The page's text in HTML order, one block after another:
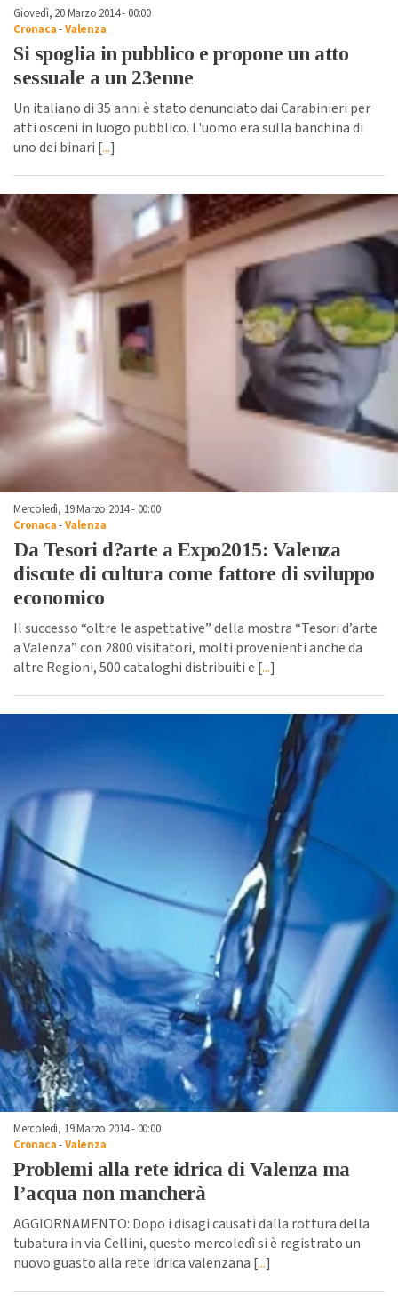
Giovedì, 20 Marzo 2014 - 00:00
Cronaca-Valenza
Si spoglia in pubblico e propone un atto
sessuale a un 23enne
Un italiano di 35 anni è stato denunciato dai Carabinieri per
atti osceni in luogo pubblico. L'uomo era sulla banchina di
uno dei binari [...]
Mercoledì, 19 Marzo 2014 - 00:00
Cronaca-Valenza
Da Tesori d?arte a Expo2015: Valenza
discute di cultura come fattore di sviluppo
economico
Il successo “oltre le aspettative” della mostra “Tesori d’arte
a Valenza” con 2800 visitatori, molti provenienti anche da
altre Regioni, 500 cataloghi distribuiti e [...]
Mercoledì, 19 Marzo 2014 - 00:00
Cronaca-Valenza
Problemi alla rete idrica di Valenza ma
l’acqua non mancherà
AGGIORNAMENTO: Dopo i disagi causati dalla rottura della
tubatura in via Cellini, questo mercoledì si è registrato un
nuovo guasto alla rete idrica valenzana [...]